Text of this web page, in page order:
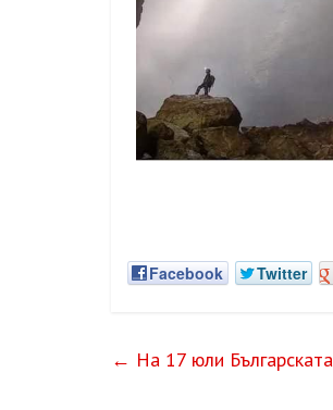
Facebook Twitter
← На 17 юли